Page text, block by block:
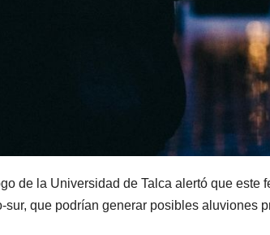
de la Universidad de Talca alertó que este
sur, que podrían generar posibles aluviones